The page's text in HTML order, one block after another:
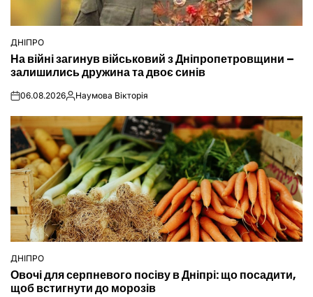
ОПУБЛІКУВАТИ
У
ДНІПРО
На війні загинув військовий з Дніпропетровщини –
залишились дружина та двоє синів
on06.08.2026Опубліковано
Наумова Вікторія
ОПУБЛІКУВАТИ
У
ДНІПРО
Овочі для серпневого посіву в Дніпрі: що посадити,
щоб встигнути до морозів